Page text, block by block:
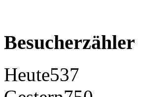
Besucherzähler
Heute537